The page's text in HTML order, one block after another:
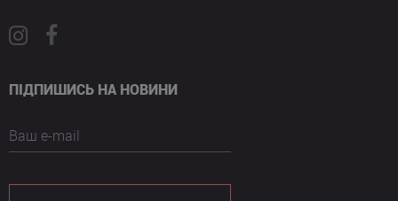
ПІДПИШИСЬ НА НОВИНИ
Ваш e-mail